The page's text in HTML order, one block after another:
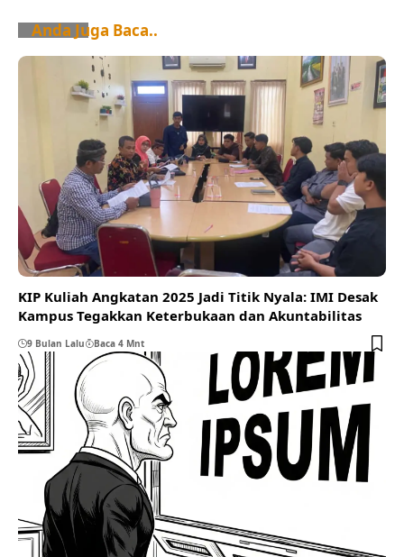
Anda Juga Baca..
KIP Kuliah Angkatan 2025 Jadi Titik Nyala: IMI Desak
Kampus Tegakkan Keterbukaan dan Akuntabilitas
9 Bulan Lalu Baca 4 Mnt